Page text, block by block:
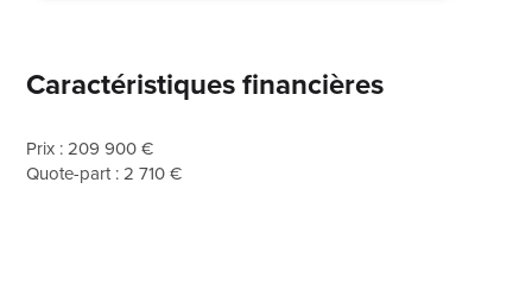
Caractéristiques financières
Prix : 209 900 €
Quote-part : 2 710 €